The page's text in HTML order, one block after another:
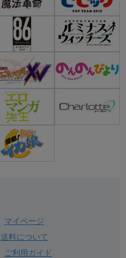
マイページ
送料について
ご利用ガイド